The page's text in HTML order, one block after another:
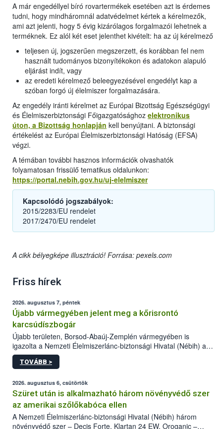
A már engedéllyel bíró rovartermékek esetében azt is érdemes
tudni, hogy mindháromnál adatvédelmet kértek a kérelmezők,
ami azt jelenti, hogy 5 évig kizárólagos forgalmazói lehetnek a
terméknek. Ez alól két eset jelenthet kivételt: ha az új kérelmező
teljesen új, jogszerűen megszerzett, és korábban fel nem
használt tudományos bizonyítékokon és adatokon alapuló
eljárást indít, vagy
az eredeti kérelmező beleegyezésével engedélyt kap a
szóban forgó új élelmiszer forgalmazására.
Az engedély iránti kérelmet az Európai Bizottság Egészségügyi
és Élelmiszerbiztonsági Főigazgatósághoz elektronikus
úton, a Bizottság honlapján kell benyújtani. A biztonsági
értékelést az Európai Élelmiszerbiztonsági Hatóság (EFSA)
végzi.
A témában további hasznos információk olvashatók
folyamatosan frissülő tematikus oldalunkon:
https://portal.nebih.gov.hu/uj-elelmiszer
Kapcsolódó jogszabályok:
2015/2283/EU rendelet
2017/2470/EU rendelet
A cikk bélyegképe illusztráció! Forrása: pexels.com
Friss hírek
2026. augusztus 7, péntek
Újabb vármegyében jelent meg a kőrisrontó
karcsúdíszbogár
Újabb területen, Borsod-Abaúj-Zemplén vármegyében is
igazolta a Nemzeti Élelmiszerlánc-biztonsági Hivatal (Nébih) a
kőrisrontó karcsúdíszbogár (Agrilus planipennis) jelenlétét. A
kártevőt nem csak színcsapdában találták meg, de már fertőzött
az intenzív felderítést, emellett az intézkedéseket a szlovák
hatósággal is összehangolják a terjedés megállítása érdekében.
TOVÁBB >
2026. augusztus 6, csütörtök
Szüret után is alkalmazható három növényvédő szer
az amerikai szőlőkabóca ellen
A Nemzeti Élelmiszerlánc-biztonsági Hivatal (Nébih) három
növényvédő szer – Decis Forte, Klartan 24 EW, Oroganic –